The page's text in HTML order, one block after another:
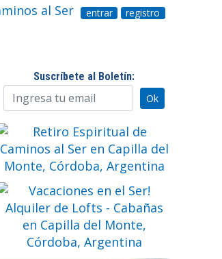
entrar registro
Suscríbete al Boletín: